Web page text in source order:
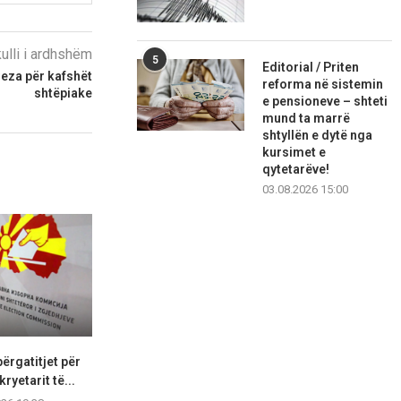
i ardhshëm
për kafshët
shtëpiake
për
të...
5
Editorial / Priten
reforma në sistemin
e pensioneve – shteti
mund ta marrë
shtyllën e dytë nga
kursimet e
qytetarëve!
03.08.2026 15:00